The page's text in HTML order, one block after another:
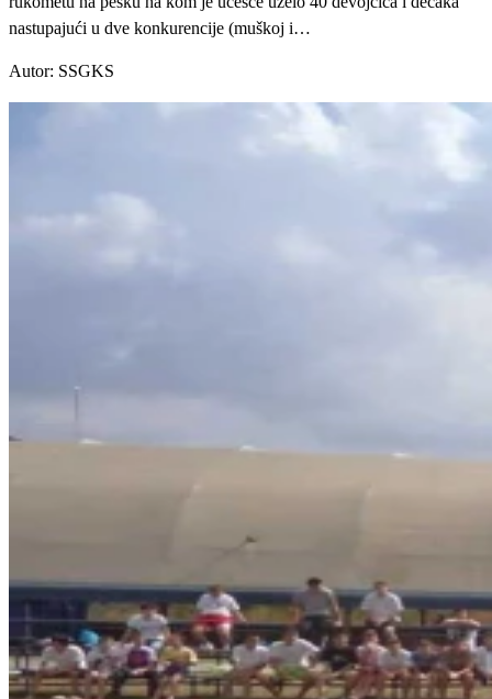
nastupajući u dve konkurencije (muškoj i…
Autor: SSGKS